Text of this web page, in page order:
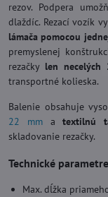
rezov. Podpera
dlaždíc. Rezací vozík
lámača pomocou
premyslenej
rezačky len necelých
transportné kolieska.
Balenie obsahuje
22 mmatextilnú
skladovanie rezačky.
Technické
Max. dĺžka